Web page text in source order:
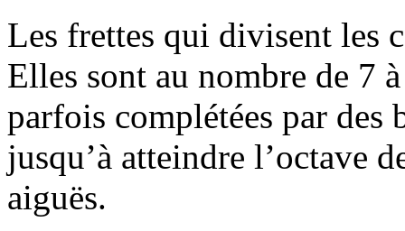
Les frettes qui divisent les
Elles sont au nombre de 7
parfois complétées par des
jusqu’à atteindre l’octave
aiguës.